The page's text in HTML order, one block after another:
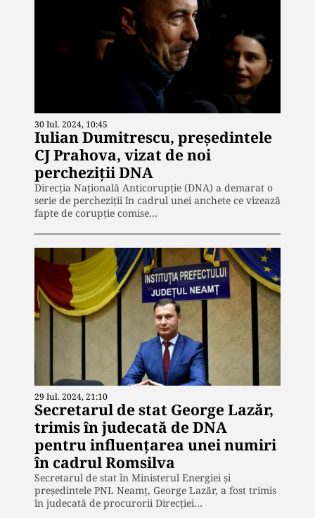
30 Iul. 2024, 10:45
Iulian Dumitrescu, președintele
CJ Prahova, vizat de noi
percheziții DNA
Direcția Națională Anticorupție (DNA) a demarat o
serie de percheziții în cadrul unei anchete ce vizează
fapte de corupție comise…
29 Iul. 2024, 21:10
Secretarul de stat George Lazăr,
trimis în judecată de DNA
pentru influențarea unei numiri
în cadrul Romsilva
Secretarul de stat în Ministerul Energiei și
președintele PNL Neamț, George Lazăr, a fost trimis
în judecată de procurorii Direcției…